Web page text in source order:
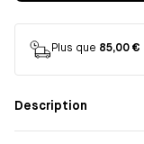
Plus que 85,00 €
Description